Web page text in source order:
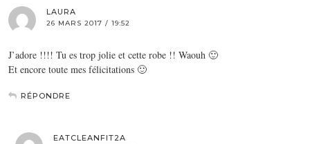
LAURA
26 MARS 2017 / 19:52
J’adore !!!! Tu es trop jolie et cette robe !! Waouh 🙂
Et encore toute mes félicitations 🙂
RÉPONDRE
EATCLEANFIT2A